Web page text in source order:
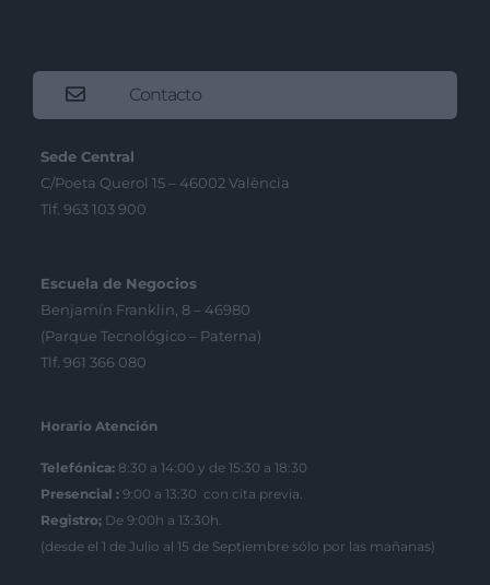
Contacto
Sede Central
C/Poeta Querol 15 – 46002 València
Tlf. 963 103 900
Escuela de Negocios
Benjamín Franklin, 8 – 46980
(Parque Tecnológico – Paterna)
Tlf. 961 366 080
Horario Atención
Telefónica: 8:30 a 14:00 y de 15:30 a 18:30
Presencial : 9:00 a 13:30 con cita previa.
Registro; De 9:00h a 13:30h.
(desde el 1 de Julio al 15 de Septiembre sólo por las mañanas)